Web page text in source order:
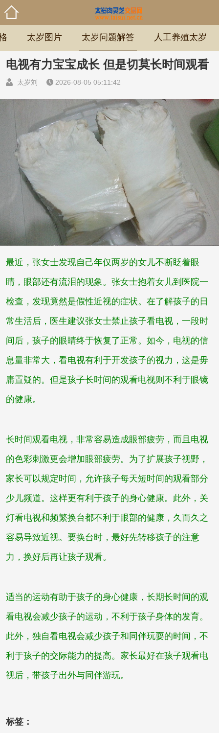
太岁图片 太岁问题解答 人工养殖太岁
电视有力宝宝成长 但是切莫长时间观看
太岁刘 2026-08-05 05:11:42
最近，张女士发现自己年仅两岁的女儿不断眨着眼
睛，眼部还有流泪的现象。张女士抱着女儿到医院一
检查，发现竟然是假性近视的症状。在了解孩子的日
常生活后，医生建议张女士禁止孩子看电视，一段时
间后，孩子的眼睛终于恢复了正常。如今，电视的信
息量非常大，看电视有利于开发孩子的视力，这是毋
庸置疑的。但是孩子长时间的观看电视则不利于眼镜
的健康。
长时间观看电视，非常容易造成眼部疲劳，而且电视
的色彩刺激更会增加眼部疲劳。为了扩展孩子视野，
家长可以规定时间，允许孩子每天短时间的观看部分
少儿频道。这样更有利于孩子的身心健康。此外，关
灯看电视和频繁换台都不利于眼部的健康，久而久之
容易导致近视。要换台时，最好先转移孩子的注意
力，换好后再让孩子观看。
适当的运动有助于孩子的身心健康，长期长时间的观
看电视会减少孩子的运动，不利于孩子身体的发育。
此外，独自看电视会减少孩子和同伴玩耍的时间，不
利于孩子的交际能力的提高。家长最好在孩子观看电
视后，带孩子出外与同伴游玩。
标签：